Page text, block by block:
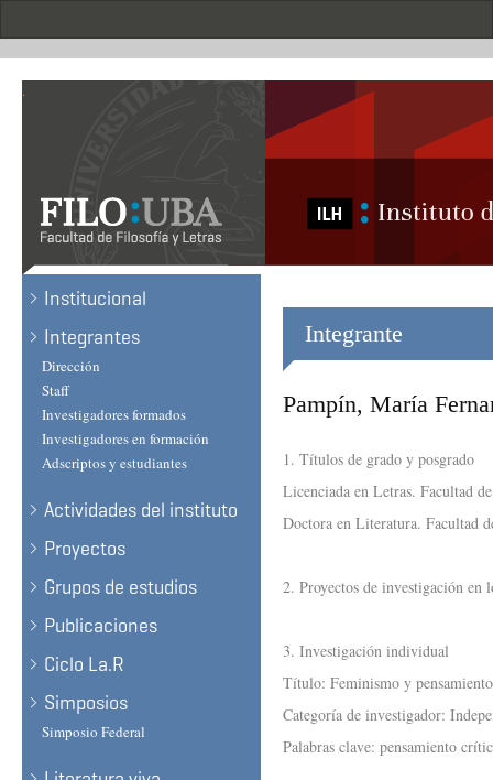
.
Institucional
Integrantes
Dirección
Staff
Investigadores formados
Investigadores en formación
Adscriptos y estudiantes
Actividades del instituto
Proyectos
Grupos de estudios
Publicaciones
Ciclo La.R
Simposios
Simposio Federal
Integrante
Pampín, María
1. Títulos de grado y posgrado
Licenciada en Letras. Facultad
Doctora en Literatura. Facultad
2. Proyectos de investigación en
3. Investigación individual
Título: Feminismo y
Categoría de investigador:
Palabras clave: pensamiento